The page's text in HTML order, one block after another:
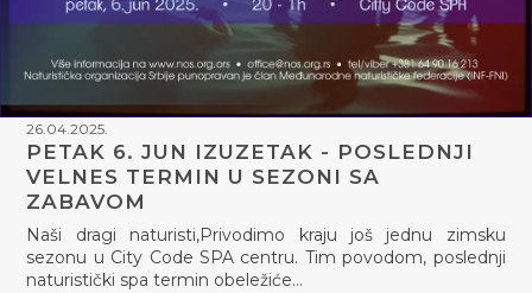
26.04.2025.
PETAK 6. JUN IZUZETAK - POSLEDNJI
VELNES TERMIN U SEZONI SA
ZABAVOM
Naši dragi naturisti,Privodimo kraju još jednu zimsku
sezonu u City Code SPA centru. Tim povodom, poslednji
naturistički spa termin obeležiće…